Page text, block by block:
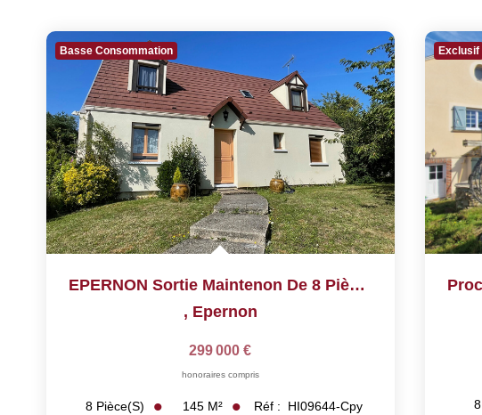
Basse Consommation
EPERNON Sortie Maintenon De 8 Pièces De 145 M²
, Epernon
299 000 €
honoraires compris
8 Pièce(s) 145 M² Réf : HI09644-Cpy
Exclusif
8